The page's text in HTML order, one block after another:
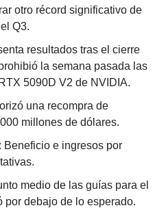
otro récord significativo de
Q3.
resultados tras el cierre
la semana pasada las
5090D V2 de NVIDIA.
una recompra de
millones de dólares.
: Beneficio e ingresos por
medio de las guías para el
por debajo de lo esperado.